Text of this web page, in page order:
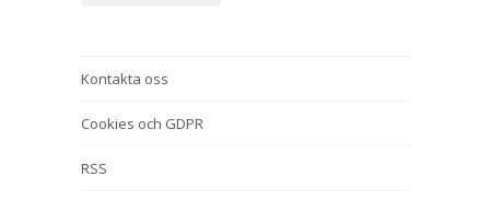
Kontakta oss
Cookies och GDPR
RSS